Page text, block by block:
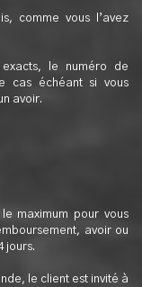
comme vous l’avez
le numéro de
cas échéant si vous
avoir.
maximum pour vous
avoir ou
jours.
le client est invité à